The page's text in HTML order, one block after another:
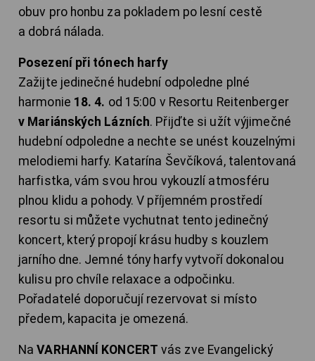
obuv pro honbu za pokladem po lesní cestě
a dobrá nálada.
Posezení při tónech harfy
Zažijte jedinečné hudební odpoledne plné
harmonie 18. 4. od 15:00 v Resortu Reitenberger
v Mariánských Lázních. Přijďte si užít výjimečné
hudební odpoledne a nechte se unést kouzelnými
melodiemi harfy. Katarína Ševčíková, talentovaná
harfistka, vám svou hrou vykouzlí atmosféru
plnou klidu a pohody. V příjemném prostředí
resortu si můžete vychutnat tento jedinečný
koncert, který propojí krásu hudby s kouzlem
jarního dne. Jemné tóny harfy vytvoří dokonalou
kulisu pro chvíle relaxace a odpočinku.
Pořadatelé doporučují rezervovat si místo
předem, kapacita je omezená.
NaVARHANNÍ KONCERT vás zve Evangelický